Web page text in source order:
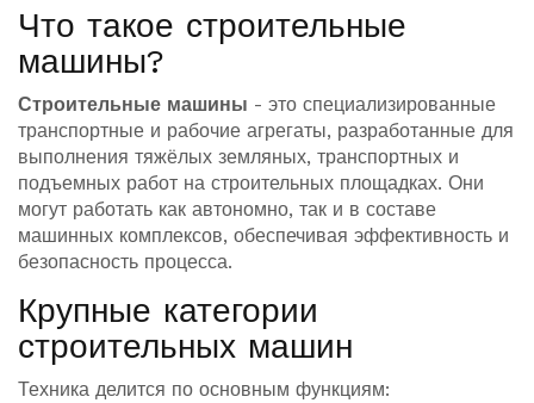
Что такое строительные
машины?
Строительные машины - это специализированные
транспортные и рабочие агрегаты, разработанные для
выполнения тяжёлых земляных, транспортных и
подъемных работ на строительных площадках. Они
могут работать как автономно, так и в составе
машинных комплексов, обеспечивая эффективность и
безопасность процесса.
Крупные категории
строительных машин
Техника делится по основным функциям: